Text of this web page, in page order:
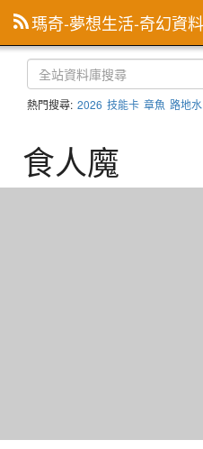
瑪奇-夢想生活-奇幻資
熱門搜尋: 2026 技能卡 章魚 路地水
食人魔